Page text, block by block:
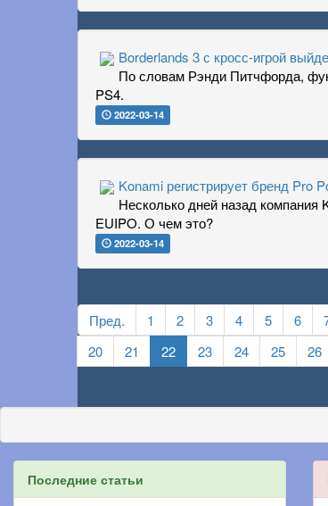
Borderlands 3 с кросс-игрой
По словам Рэнди Питчфорда,
PS4.
2022-03-14
Konami регистрирует бренд Pro
Несколько дней назад компания
EUIPO. О чем это?
2022-03-14
Пред. 1 2 3 4 5 6
20
21 22 23 24 25 26
Последние статьи